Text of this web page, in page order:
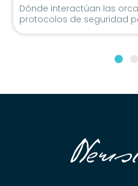
Dónde interactúan las
protocolos de seguridad